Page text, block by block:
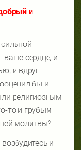
и
ваше сердце, и
и вдруг
бы и
религиозным
то и грубым
молитвы?
и